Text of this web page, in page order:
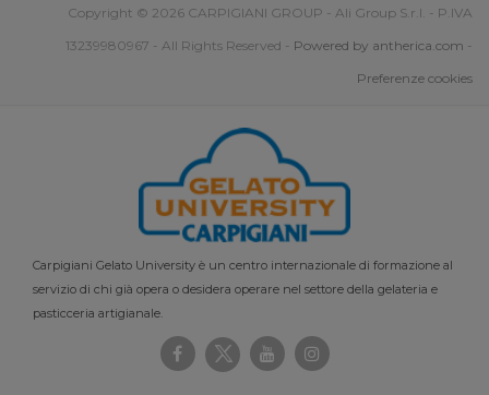
Copyright © 2026 CARPIGIANI GROUP - Ali Group S.r.l. - P.IVA
13239980967 - All Rights Reserved - Powered by antherica.com -
Preferenze cookies
Carpigiani Gelato University è un centro internazionale di formazione al
servizio di chi già opera o desidera operare nel settore della gelateria e
pasticceria artigianale.